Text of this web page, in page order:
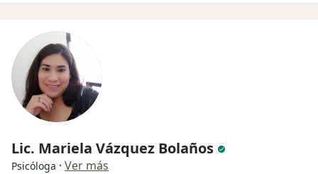
Lic. Mariela Vázquez Bolaños
Psicóloga · Ver más